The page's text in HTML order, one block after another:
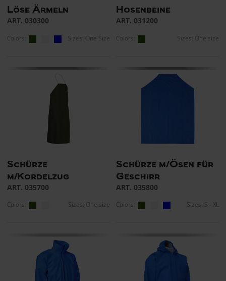
Löse Ärmeln
ART. 030300
Colors: Sizes: One Size
Hosenbeine
ART. 031200
Colors: Sizes: One size
Schürze
m/Kordelzug
ART. 035700
Colors: Sizes: One size
Schürze m/Ösen für
Geschirr
ART. 035800
Colors: Sizes: S - XL